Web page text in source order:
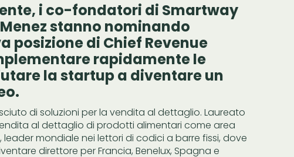
i co-fondatori di Smartway
stanno nominando
posizione di Chief Revenue
rapidamente le
la startup a diventare un
di soluzioni per la vendita al dettaglio. Laureato
al dettaglio di prodotti alimentari come area
leader mondiale nei lettori di codici a barre fissi, dove
direttore per Francia, Benelux, Spagna e